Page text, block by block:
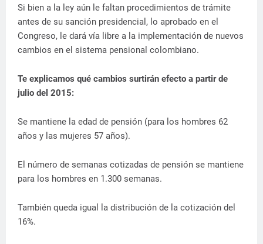
Si bien a la ley aún le faltan procedimientos de trámite
antes de su sanción presidencial, lo aprobado en el
Congreso, le dará vía libre a la implementación de nuevos
cambios en el sistema pensional colombiano.
Te explicamos qué cambios surtirán efecto a partir de
julio del 2015:
Se mantiene la edad de pensión (para los hombres 62
años y las mujeres 57 años).
El número de semanas cotizadas de pensión se mantiene
para los hombres en 1.300 semanas.
También queda igual la distribución de la cotización del
16%.